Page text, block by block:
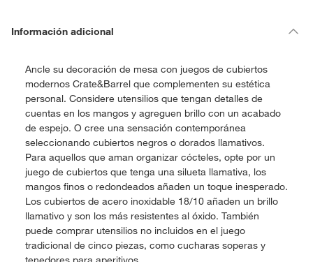
Información adicional
Ancle su decoración de mesa con juegos de cubiertos
modernos Crate&Barrel que complementen su estética
personal. Considere utensilios que tengan detalles de
cuentas en los mangos y agreguen brillo con un acabado
de espejo. O cree una sensación contemporánea
seleccionando cubiertos negros o dorados llamativos.
Para aquellos que aman organizar cócteles, opte por un
juego de cubiertos que tenga una silueta llamativa, los
mangos finos o redondeados añaden un toque inesperado.
Los cubiertos de acero inoxidable 18/10 añaden un brillo
llamativo y son los más resistentes al óxido. También
puede comprar utensilios no incluidos en el juego
tradicional de cinco piezas, como cucharas soperas y